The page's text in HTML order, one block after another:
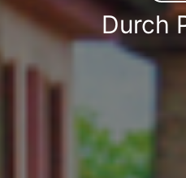
Durch